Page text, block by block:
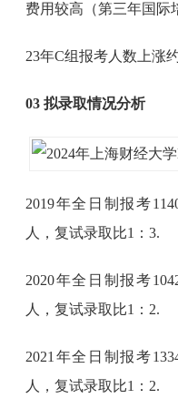
费用较高（第三年国际
23年C组报考人数上涨
03 拟录取情况分析
2019年全日制报考
人，复试录取比1：3.
2020年全日制报考
人，复试录取比1：2.
2021年全日制报考
人，复试录取比1：2.